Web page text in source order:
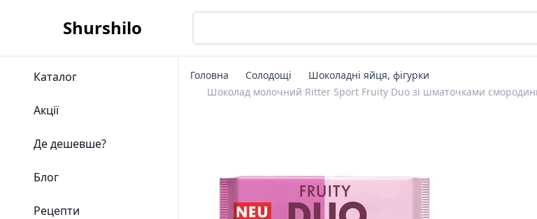
Shurshilo
Каталог
Акції
Де дешевше?
Блог
Рецепти
Головна Солодощі
Шоколадні яйця, фігурки
Шоколад молочний Ritter Sport Fruity Duo зі шматочками